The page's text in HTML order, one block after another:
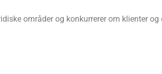
områder og konkurrerer om klienter